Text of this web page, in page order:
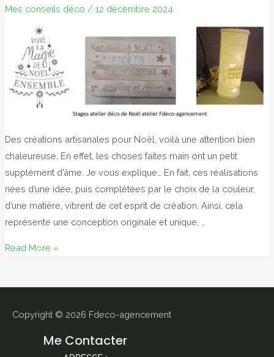
Mes conseils déco / 12 décembre 2024
Des créations artisanales pour Noël, voilà une attention bien
chaleureuse. En effet, les choses faites main ont un petit
supplément d’âme. Je vous explique… En fait, ces réalisations
nées d’une idée, puis complétées par le choix de la couleur,
d’une matière, vibrent de cet esprit de création. Ainsi, cela
représente une conception originale et unique, …
Créations
Read More »
Copyright © 2026 Fdeco-agencement
Me Contacter